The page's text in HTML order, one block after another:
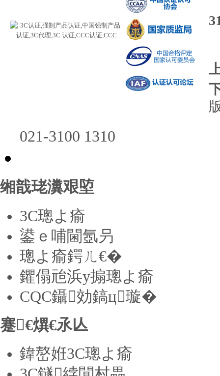
021-3100 1310
缃戠珯瀵艰埅
3C璁よ瘉
鍙ｅ哺閫氬叧
璁よ瘉鍔ㄦ€�
鑺傝兘浜у搧璁よ瘉
CQC鑷効鎬ц璇�
蹇€熼€氶亾
鍏嶅姙3C璁よ瘉